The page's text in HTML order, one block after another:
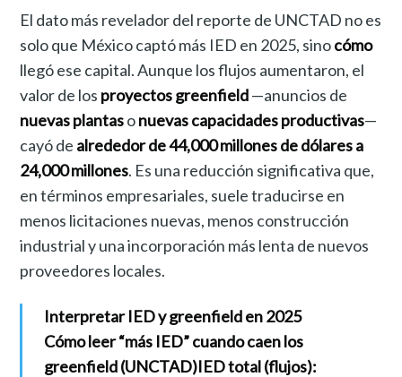
El dato más revelador del reporte de UNCTAD no es
solo que México captó más IED en 2025, sinocómo
llegó ese capital. Aunque los flujos aumentaron, el
valor de los proyectos greenfield—anuncios de
nuevas plantasonuevas capacidades productivas—
cayó de alrededor de 44,000 millones de dólares a
24,000 millones. Es una reducción significativa que,
en términos empresariales, suele traducirse en
menos licitaciones nuevas, menos construcción
industrial y una incorporación más lenta de nuevos
proveedores locales.
Interpretar IED y greenfield en 2025
Cómo leer “más IED” cuando caen los
greenfield (UNCTAD)IED total (flujos):